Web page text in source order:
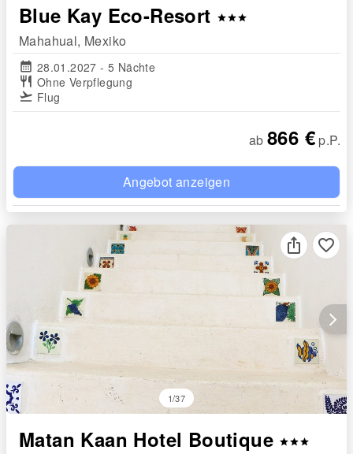
Blue Kay Eco-Resort starstarstar
Mahahual, Mexiko
calendar_month 28.01.2027 - 5 Nächte
restaurant Ohne Verpflegung
flight_takeoff Flug
ab 866 € p.P.
Angebot anzeigen
arrow_forward_ios
1/37
favorite_border
Matan Kaan Hotel Boutique starstarstar